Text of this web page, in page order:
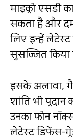
माइक्रो एसडी
सकता है और
लिए इन्‍हें लेटेस्ट
सुसज्जित किया
इसके अलावा,
शांति भी
उनका फोन
लेटेस्ट डिफेंस-